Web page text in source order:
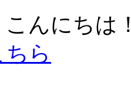
んにちは
ら